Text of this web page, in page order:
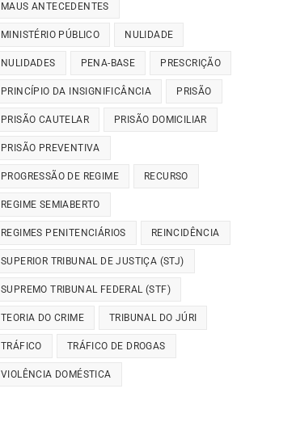
MAUS ANTECEDENTES
MINISTÉRIO PÚBLICO NULIDADE
NULIDADES PENA-BASE PRESCRIÇÃO
PRINCÍPIO DA INSIGNIFICÂNCIA PRISÃO
PRISÃO CAUTELAR PRISÃO DOMICILIAR
PRISÃO PREVENTIVA
PROGRESSÃO DE REGIME RECURSO
REGIME SEMIABERTO
REGIMES PENITENCIÁRIOS REINCIDÊNCIA
SUPERIOR TRIBUNAL DE JUSTIÇA (STJ)
SUPREMO TRIBUNAL FEDERAL (STF)
TEORIA DO CRIME TRIBUNAL DO JÚRI
TRÁFICO TRÁFICO DE DROGAS
VIOLÊNCIA DOMÉSTICA